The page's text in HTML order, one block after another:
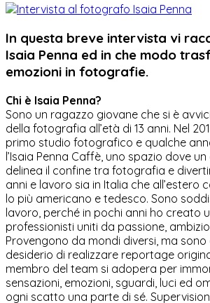
In questa breve intervista vi
Isaia Penna ed in che modo
emozioni in fotografie.
Chi è Isaia Penna?
Sono un ragazzo giovane che si è
della fotografia all’età di 13 anni. Nel
primo studio fotografico e qualche
l’Isaia Penna Caffè, uno spazio dove
delinea il confine tra fotografia e
anni e lavoro sia in Italia che all’estero
lo più americano e tedesco. Sono
lavoro, perché in pochi anni ho creato
professionisti uniti da passione,
Provengono da mondi diversi, ma
desiderio di realizzare reportage
membro del team si adopera per
sensazioni, emozioni, sguardi, luci ed
ogni scatto una parte di sé.